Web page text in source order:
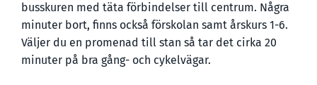
busskuren med täta förbindelser till centrum. Några
minuter bort, finns också förskolan samt årskurs 1-6.
Väljer du en promenad till stan så tar det cirka 20
minuter på bra gång- och cykelvägar.